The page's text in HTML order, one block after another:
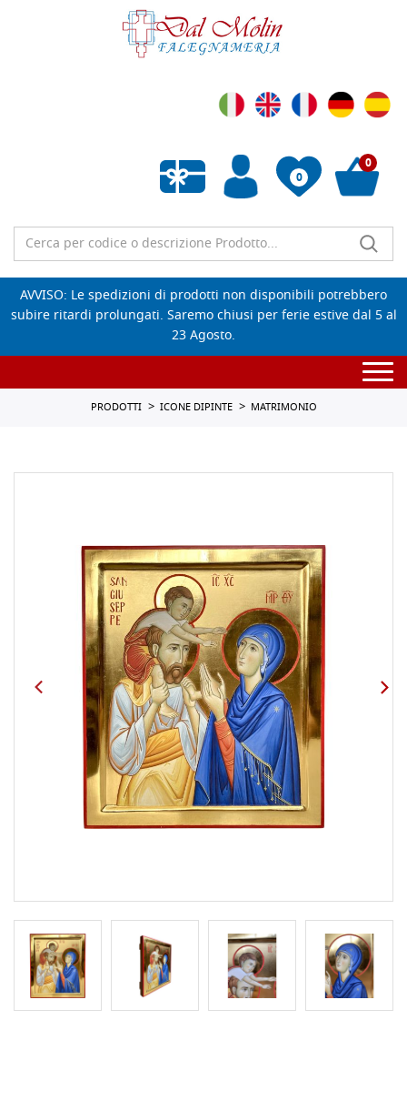
0
Wishlist vuota
0
AVVISO: Le spedizioni di prodotti non disponibili potrebbero
subire ritardi prolungati. Saremo chiusi per ferie estive dal 5 al
23 Agosto.
PRODOTTI ICONE DIPINTE MATRIMONIO